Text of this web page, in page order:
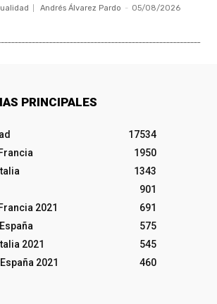
Andrés Álvarez Pardo - 05/08/2026
PRINCIPALES
17534
1950
1343
901
2021
691
575
2021
545
2021
460